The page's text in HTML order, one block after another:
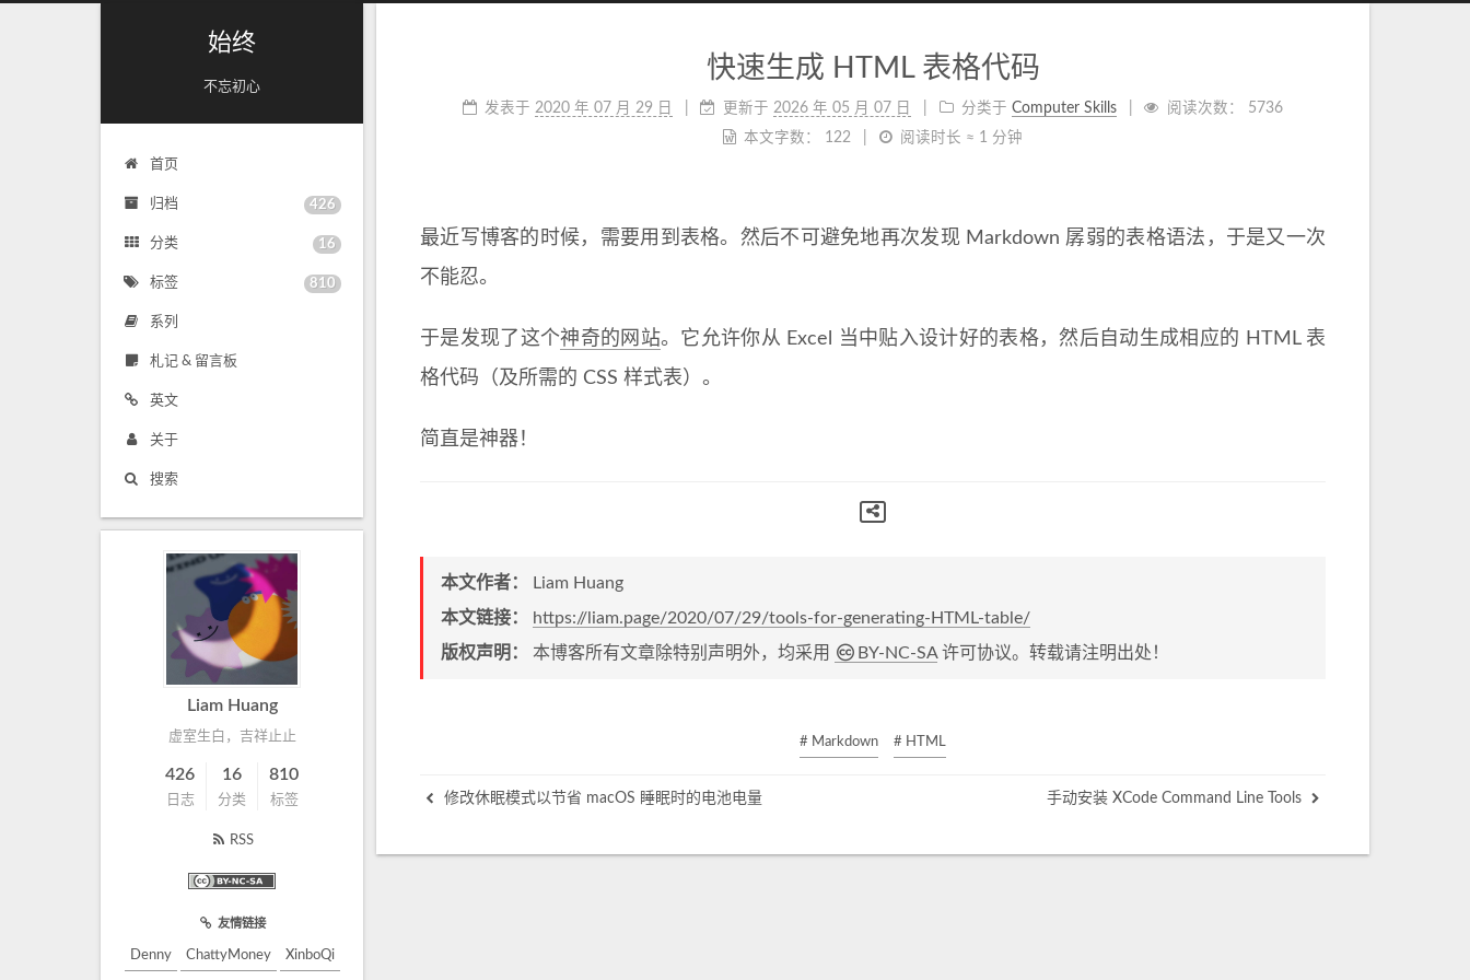
始终
不忘初心
首页
归档 426
分类 16
标签 810
系列
札记 & 留言板
英文
关于
搜索
快速生成 HTML 表格代码
发表于 2020 年 07 月 29 日 更新于 2026 年 05 月 07 日 分类于 Computer Skills 阅读次数：
5736
本文字数：
122 阅读时长 ≈ 1 分钟
最近写博客的时候，需要用到表格。然后不可避免地再次发现 Markdown 孱弱的表格语法，于是又一次
不能忍。
于是发现了这个神奇的网站。它允许你从 Excel 当中贴入设计好的表格，然后自动生成相应的 HTML 表
格代码（及所需的 CSS 样式表）。
简直是神器！
本文作者：
Liam Huang
本文链接：
https://liam.page/2020/07/29/tools-for-generating-HTML-table/
版权声明： 本博客所有文章除特别声明外，均采用 BY-NC-SA许可协议。转载请注明出处！
# Markdown # HTML
修改休眠模式以节省 macOS 睡眠时的电池电量 手动安装 XCode Command Line Tools
Liam Huang
虚室生白，吉祥止止
426
日志
16
分类
810
标签
RSS
友情链接
Denny ChattyMoney XinboQi